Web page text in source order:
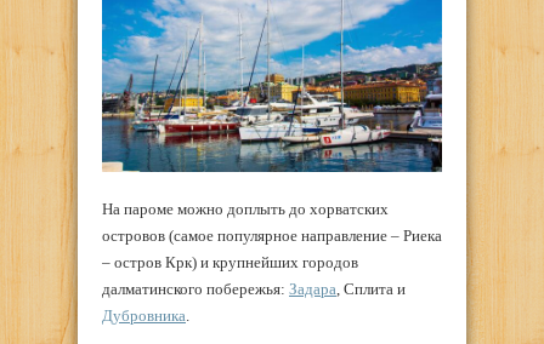
На пароме можно доплыть до хорватских
островов (самое популярное направление – Риека
– остров Крк) и крупнейших городов
далматинского побережья: Задара, Сплита и
Дубровника.